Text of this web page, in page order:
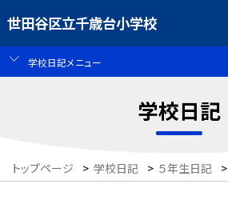
世田谷区立千歳台小学校
学校日記メニュー
学校日記
トップページ > 学校日記 > ５年生日記 >